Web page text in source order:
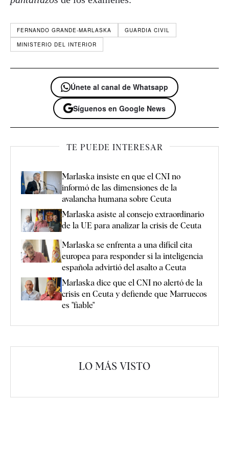
FERNANDO GRANDE-MARLASKA
GUARDIA CIVIL
MINISTERIO DEL INTERIOR
Únete al canal de Whatsapp
Síguenos en Google News
TE PUEDE INTERESAR
Marlaska insiste en que el CNI no
informó de las dimensiones de la
avalancha humana sobre Ceuta
Marlaska asiste al consejo extraordinario
de la UE para analizar la crisis de Ceuta
Marlaska se enfrenta a una difícil cita
europea para responder si la inteligencia
española advirtió del asalto a Ceuta
Marlaska dice que el CNI no alertó de la
crisis en Ceuta y defiende que Marruecos
es "fiable"
LO MÁS VISTO